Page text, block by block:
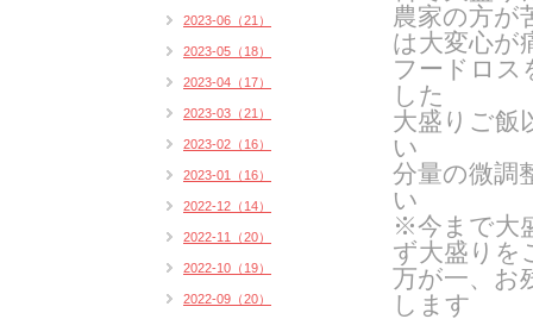
農家の方が
は大変心が
フードロス
した
大盛りご飯
い
分量の微調
い
※今まで大
ず大盛りを
万が一、お
します
2023-06（21）
2023-05（18）
2023-04（17）
2023-03（21）
2023-02（16）
2023-01（16）
2022-12（14）
2022-11（20）
2022-10（19）
2022-09（20）